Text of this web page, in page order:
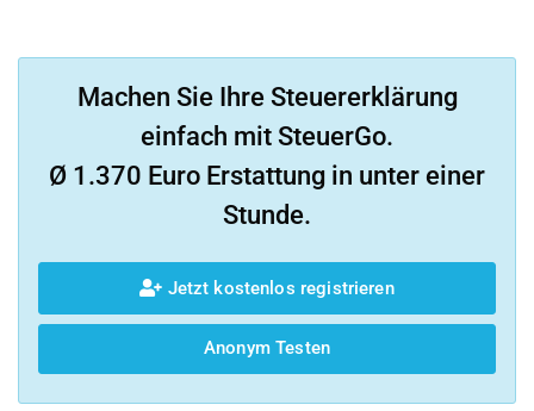
Machen Sie Ihre Steuererklärung
einfach mit SteuerGo.
Ø 1.370 Euro Erstattung in unter einer
Stunde.
Jetzt kostenlos registrieren
Anonym Testen